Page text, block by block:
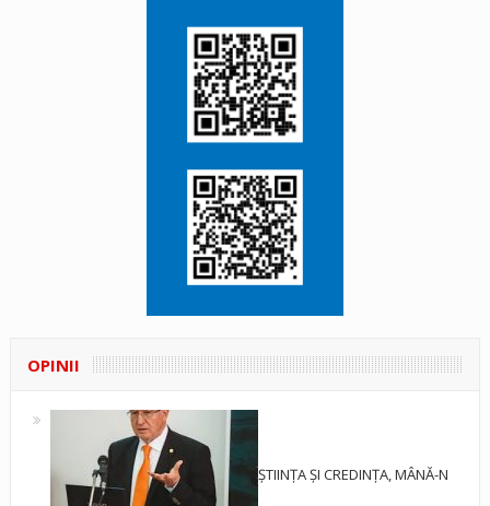
OPINII
ȘTIINȚA ȘI CREDINȚA, MÂNĂ-N